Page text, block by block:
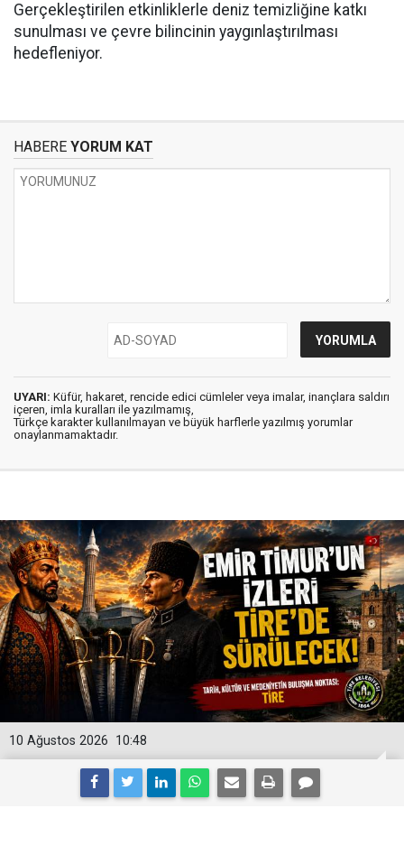
Gerçekleştirilen etkinliklerle deniz temizliğine katkı
sunulması ve çevre bilincinin yaygınlaştırılması
hedefleniyor.
HABERE YORUM KAT
UYARI: Küfür, hakaret, rencide edici cümleler veya imalar, inançlara saldırı
içeren, imla kuralları ile yazılmamış,
Türkçe karakter kullanılmayan ve büyük harflerle yazılmış yorumlar
onaylanmamaktadır.
10:48
10 Ağustos 2026